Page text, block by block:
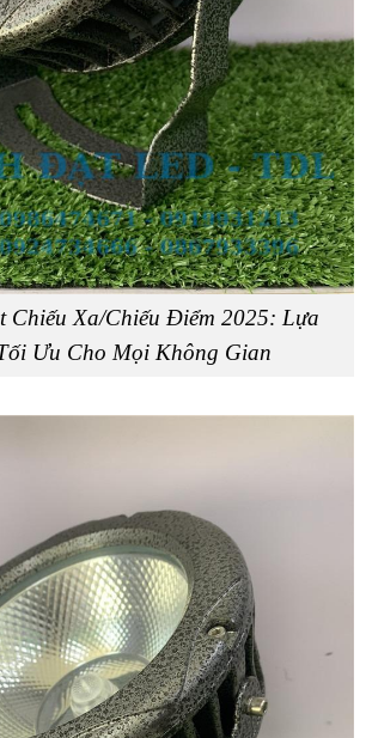
Chiếu Xa/Chiếu Điểm 2025: Lựa
Ưu Cho Mọi Không Gian